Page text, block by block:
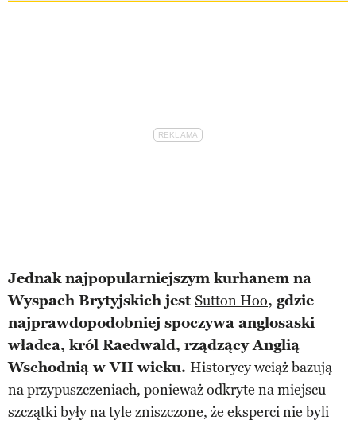
Jednak najpopularniejszym kurhanem na
Wyspach Brytyjskich jest Sutton Hoo, gdzie
najprawdopodobniej spoczywa anglosaski
władca, król Raedwald, rządzący Anglią
Wschodnią w VII wieku. Historycy wciąż bazują
na przypuszczeniach, ponieważ odkryte na miejscu
szczątki były na tyle zniszczone, że eksperci nie byli